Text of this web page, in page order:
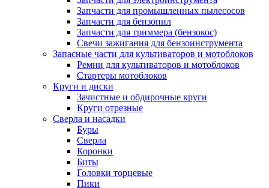
Запчасти для промышленных пылесосов
Запчасти для бензопил
Запчасти для триммера (бензокос)
Свечи зажигания для бензоинструмента
Запасные части для культиваторов и мотоблоков
Ремни для культиваторов и мотоблоков
Стартеры мотоблоков
Круги и диски
Зачистные и обдирочные круги
Круги отрезные
Сверла и насадки
Буры
Сверла
Коронки
Биты
Головки торцевые
Пики